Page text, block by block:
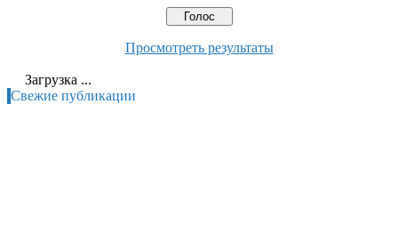
Просмотреть результаты
Загрузка ...
Свежие публикации